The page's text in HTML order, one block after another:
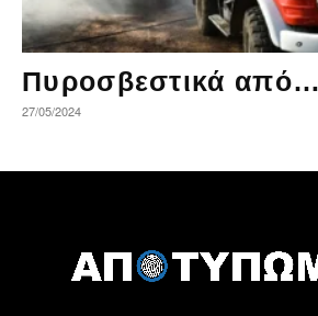
Πυροσβεστικά
27/05/2024